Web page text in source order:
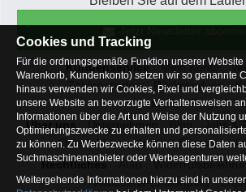
Kundenservice Mein Konto
Zahlungsarten
Rücksendung
Häufige Fragen
Über uns
Unternehmen Blog Jobs &
Osterfeldsee
Archiv Sitemap
Rechtliches
AGB
Altbatterie-Entsorgung
Cookies und Tracking
Für die ordnungsgemäße Funktion unserer
Warenkorb, Kundenkonto) setzen wir so genannte
hinaus verwenden wir Cookies, Pixel und
unsere Website an bevorzugte Verhaltensweisen
Informationen über die Art und Weise der Nutzung
Optimierungszwecke zu erhalten und
zu können. Zu Werbezwecke können diese Daten
Suchmaschinenanbieter oder Werbeagenturen
Weitergehende Informationen hierzu sind in unserer